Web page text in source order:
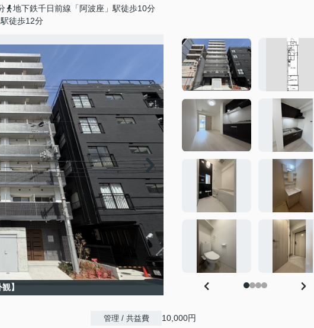
地下鉄千日前線「阿波座」駅徒歩10分
徒歩12分
観】
管理 / 共益費 10,000円